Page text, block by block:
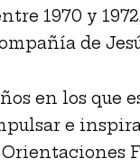
1970 y
de
en los que
e